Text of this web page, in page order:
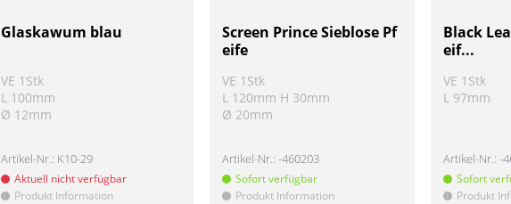
Glaskawum blau
VE 1Stk
L 100mm
Ø 12mm
Artikel-Nr.: K10-29
Aktuell nicht verfügbar
! Produkt Information
Screen Prince Sieblose Pf
eife
VE 1Stk
L 120mm H 30mm
Ø 20mm
Artikel-Nr.:-460203
Sofort verfügbar
! Produkt Information
Black
eif...
VE 1Stk
L 97mm
Artikel-Nr.:-
Sofort
! Produkt